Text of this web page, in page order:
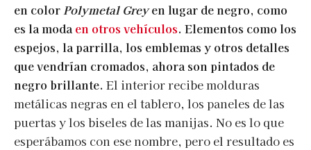
en color Polymetal Greyen lugar de negro, como
es la moda en otros vehículos. Elementos como los
espejos, la parrilla, los emblemas y otros detalles
que vendrían cromados, ahora son pintados de
negro brillante. El interior recibe molduras
metálicas negras en el tablero, los paneles de las
puertas y los biseles de las manijas. No es lo que
esperábamos con ese nombre, pero el resultado es